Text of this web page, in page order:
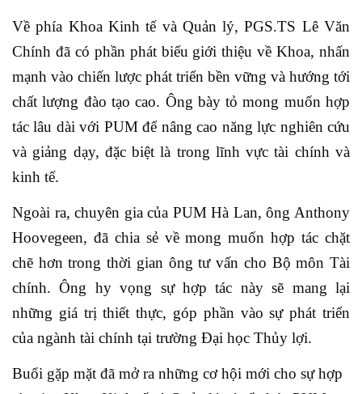
Về phía Khoa Kinh tế và Quản lý, PGS.TS Lê Văn
Chính đã có phần phát biểu giới thiệu về Khoa, nhấn
mạnh vào chiến lược phát triển bền vững và hướng tới
chất lượng đào tạo cao. Ông bày tỏ mong muốn hợp
tác lâu dài với PUM để nâng cao năng lực nghiên cứu
và giảng dạy, đặc biệt là trong lĩnh vực tài chính và
kinh tế.
Ngoài ra, chuyên gia của PUM Hà Lan, ông Anthony
Hoovegeen, đã chia sẻ về mong muốn hợp tác chặt
chẽ hơn trong thời gian ông tư vấn cho Bộ môn Tài
chính. Ông hy vọng sự hợp tác này sẽ mang lại
những giá trị thiết thực, góp phần vào sự phát triển
của ngành tài chính tại trường Đại học Thủy lợi.
Buổi gặp mặt đã mở ra những cơ hội mới cho sự hợp